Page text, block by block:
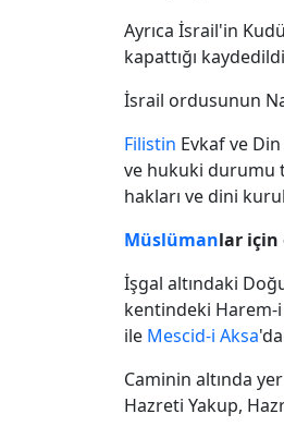
Ayrıca İsrail'in
kapattığı
İsrail ordusunun
Filistin Evkaf ve
ve hukuki durumu
hakları ve dini
Müslümanlar için
İşgal altındaki
kentindeki Harem-
ile Mescid-i Aksa
Caminin altında
Hazreti Yakup,